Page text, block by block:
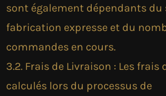
sont également dépendants du
fabrication expresse et du
commandes en cours.
3.2. Frais de Livraison : Les
calculés lors du processus de